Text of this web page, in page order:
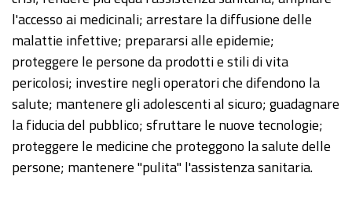
l'accesso ai medicinali; arrestare la diffusione delle
malattie infettive; prepararsi alle epidemie;
proteggere le persone da prodotti e stili di vita
pericolosi; investire negli operatori che difendono la
salute; mantenere gli adolescenti al sicuro; guadagnare
la fiducia del pubblico; sfruttare le nuove tecnologie;
proteggere le medicine che proteggono la salute delle
persone; mantenere "pulita" l'assistenza sanitaria.